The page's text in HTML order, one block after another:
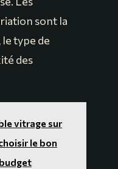
sont la
le type de
des
vitrage sur
le bon